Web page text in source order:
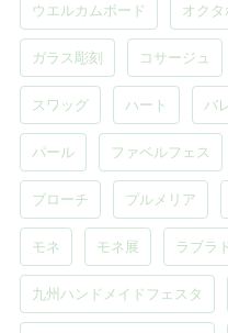
ウエルカムボード オク
ガラス彫刻 コサージュ
スワッグ ハート バ
パール ファベルフェス
ブローチ プルメリア
モネ モネ展 ラブラ
九州ハンドメイドフェスタ